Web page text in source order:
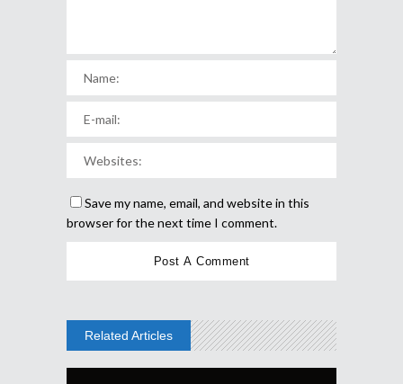
Save my name, email, and website in this
browser for the next time I comment.
Related Articles